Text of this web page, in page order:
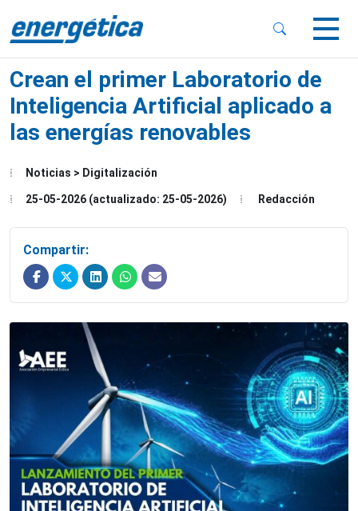
Menu
Crean el primer Laboratorio de
Inteligencia Artificial aplicado a
las energías renovables
Noticias > Digitalización
25-05-2026 (actualizado: 25-05-2026) Redacción
Compartir: